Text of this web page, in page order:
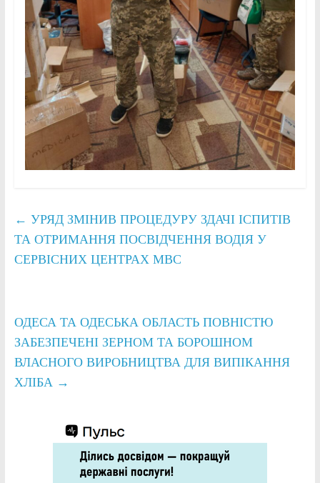
← УРЯД ЗМІНИВ ПРОЦЕДУРУ ЗДАЧІ ІСПИТІВ
ТА ОТРИМАННЯ ПОСВІДЧЕННЯ ВОДІЯ У
СЕРВІСНИХ ЦЕНТРАХ МВС
ОДЕСА ТА ОДЕСЬКА ОБЛАСТЬ ПОВНІСТЮ
ЗАБЕЗПЕЧЕНІ ЗЕРНОМ ТА БОРОШНОМ
ВЛАСНОГО ВИРОБНИЦТВА ДЛЯ ВИПІКАННЯ
ХЛІБА →